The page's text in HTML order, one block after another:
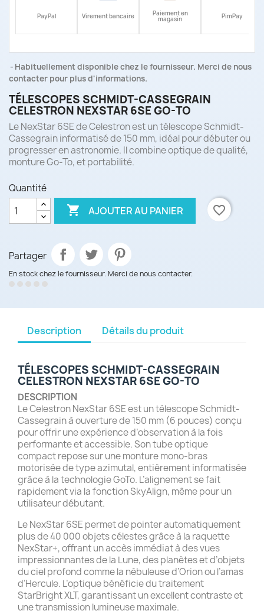
PayPal Virement bancaire Paiement en
magasin PimPay
Habituellement disponible chez le fournisseur. Merci de nous
contacter pour plus d'informations.
TÉLESCOPES SCHMIDT-CASSEGRAIN
CELESTRON NEXSTAR 6SE GO-TO
Le NexStar 6SE de Celestron est un télescope Schmidt-
Cassegrain informatisé de 150 mm, idéal pour débuter ou
progresser en astronomie. Il combine optique de qualité,
monture Go-To, et portabilité.
Quantité
 AJOUTER AU PANIER favorite_border
Partager
En stock chez le fournisseur. Merci de nous contacter.
Description Détails du produit
TÉLESCOPES SCHMIDT-CASSEGRAIN
CELESTRON NEXSTAR 6SE GO-TO
DESCRIPTION
Le Celestron NexStar 6SE est un télescope Schmidt-
Cassegrain à ouverture de 150 mm (6 pouces) conçu
pour offrir une expérience d’observation à la fois
performante et accessible. Son tube optique
compact repose sur une monture mono-bras
motorisée de type azimutal, entièrement informatisée
grâce à la technologie GoTo. L’alignement se fait
rapidement via la fonction SkyAlign, même pour un
utilisateur débutant.
Le NexStar 6SE permet de pointer automatiquement
plus de 40 000 objets célestes grâce à la raquette
NexStar+, offrant un accès immédiat à des vues
impressionnantes de la Lune, des planètes et d’objets
du ciel profond comme la nébuleuse d’Orion ou l’amas
d’Hercule. L’optique bénéficie du traitement
StarBright XLT, garantissant un excellent contraste et
une transmission lumineuse maximale.